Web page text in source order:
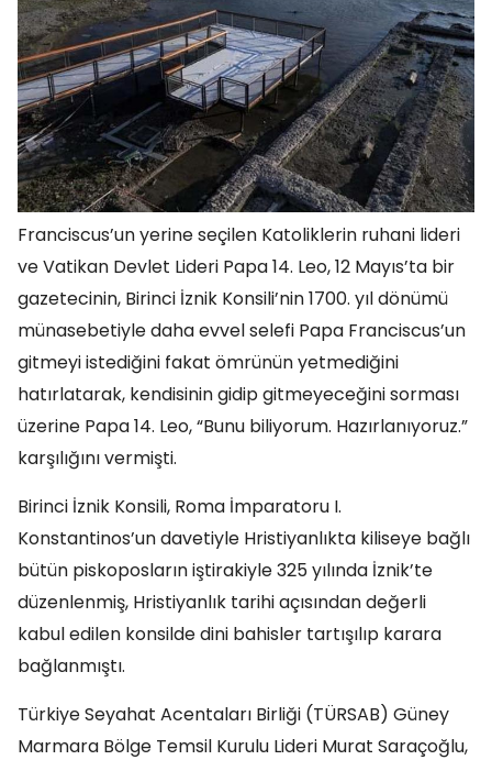
Franciscus’un yerine seçilen Katoliklerin ruhani lideri
ve Vatikan Devlet Lideri Papa 14. Leo, 12 Mayıs’ta bir
gazetecinin, Birinci İznik Konsili’nin 1700. yıl dönümü
münasebetiyle daha evvel selefi Papa Franciscus’un
gitmeyi istediğini fakat ömrünün yetmediğini
hatırlatarak, kendisinin gidip gitmeyeceğini sorması
üzerine Papa 14. Leo, “Bunu biliyorum. Hazırlanıyoruz.”
karşılığını vermişti.
Birinci İznik Konsili, Roma İmparatoru I.
Konstantinos’un davetiyle Hristiyanlıkta kiliseye bağlı
bütün piskoposların iştirakiyle 325 yılında İznik’te
düzenlenmiş, Hristiyanlık tarihi açısından değerli
kabul edilen konsilde dini bahisler tartışılıp karara
bağlanmıştı.
Türkiye Seyahat Acentaları Birliği (TÜRSAB) Güney
Marmara Bölge Temsil Kurulu Lideri Murat Saraçoğlu,